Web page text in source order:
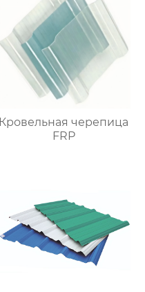
Кровельная черепица
FRP